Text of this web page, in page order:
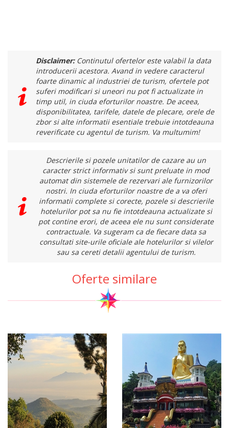
Disclaimer:Continutul ofertelor este valabil la data
introducerii acestora. Avand in vedere caracterul
foarte dinamic al industriei de turism, ofertele pot
suferi modificari si uneori nu pot fi actualizate in
timp util, in ciuda eforturilor noastre. De aceea,
disponibilitatea, tarifele, datele de plecare, orele de
zbor si alte informatii esentiale trebuie intotdeauna
reverificate cu agentul de turism. Va multumim!
Descrierile si pozele unitatilor de cazare au un
caracter strict informativ si sunt preluate in mod
automat din sistemele de rezervari ale furnizorilor
nostri. In ciuda eforturilor noastre de a va oferi
informatii complete si corecte, pozele si descrierile
hotelurilor pot sa nu fie intotdeauna actualizate si
pot contine erori, de aceea ele nu sunt considerate
contractuale. Va sugeram ca de fiecare data sa
consultati site-urile oficiale ale hotelurilor si vilelor
sau sa cereti detalii agentului de turism.
Oferte similare